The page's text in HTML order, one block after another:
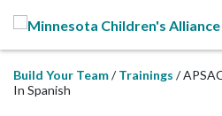
Build Your Team Trainings
In Spanish